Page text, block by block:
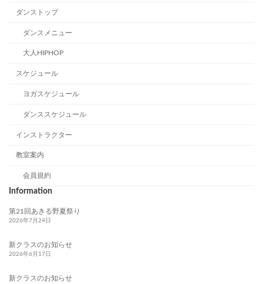
ダンストップ
ダンスメニュー
大人HIPHOP
スケジュール
ヨガスケジュール
ダンススケジュール
インストラクター
教室案内
会員規約
Information
第21回あきる野夏祭り
2026年7月24日
新クラスのお知らせ
2026年6月17日
新クラスのお知らせ